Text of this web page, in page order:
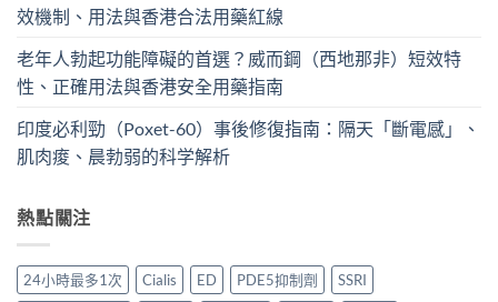
效機制、用法與香港合法用藥紅線
老年人勃起功能障礙的首選？威而鋼（西地那非）短效特
性、正確用法與香港安全用藥指南
印度必利勁（Poxet-60）事後修復指南：隔天「斷電感」、
肌肉痠、晨勃弱的科学解析
熱點關注
24小時最多1次 Cialis ED PDE5抑制劑
SSRI